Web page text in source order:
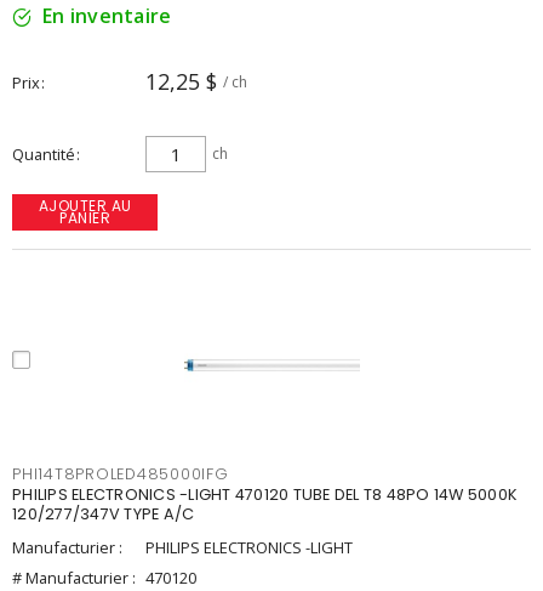
En inventaire
Prix 12,25 $ / ch
Quantité ch
AJOUTER AU
PANIER
PHI14T8PROLED485000IFG
PHILIPS ELECTRONICS -LIGHT 470120 TUBE DEL T8 48PO 14W 5000K
120/277/347V TYPE A/C
Manufacturier :
PHILIPS ELECTRONICS -LIGHT
# Manufacturier : 470120